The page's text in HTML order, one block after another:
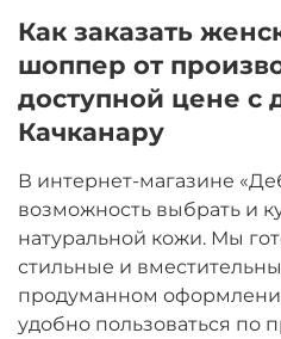
Как заказать
шоппер от
доступной цене с
Качканару
В интернет-магазине
возможность выбрать и
натуральной кожи. Мы
стильные и
продуманном
удобно пользоваться по